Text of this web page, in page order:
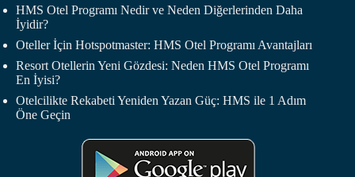
HMS Otel Programı Nedir ve Neden Diğerlerinden Daha
İyidir?
Oteller İçin Hotspotmaster: HMS Otel Programı Avantajları
Resort Otellerin Yeni Gözdesi: Neden HMS Otel Programı
En İyisi?
Otelcilikte Rekabeti Yeniden Yazan Güç: HMS ile 1 Adım
Öne Geçin